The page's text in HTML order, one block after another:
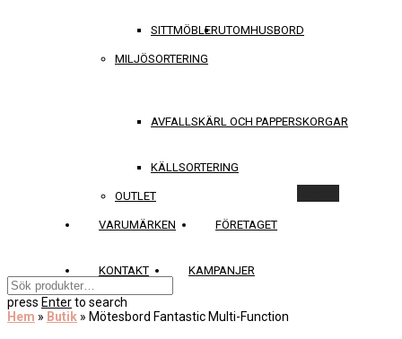
SITTMÖBLERUTOMHUSBORD
MILJÖSORTERING
AVFALLSKÄRL OCH PAPPERSKORGAR
KÄLLSORTERING
OUTLET
VARUMÄRKEN FÖRETAGET
KONTAKT KAMPANJER
press Enterto search
Hem » Butik » Mötesbord Fantastic Multi-Function